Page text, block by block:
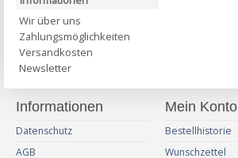
Wir über uns
Zahlungsmöglichkeiten
Versandkosten
Newsletter
Informationen
Datenschutz
AGB
Mein Konto
Bestellhistorie
Wunschzettel